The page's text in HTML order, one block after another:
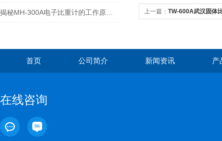
上一篇： TW-600A武汉固体
首页 公司简介 新闻资讯 产
在线咨询